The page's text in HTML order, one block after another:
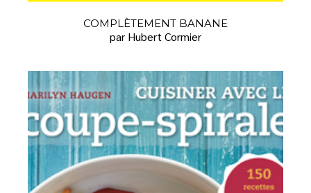
COMPLÈTEMENT BANANE
par Hubert Cormier